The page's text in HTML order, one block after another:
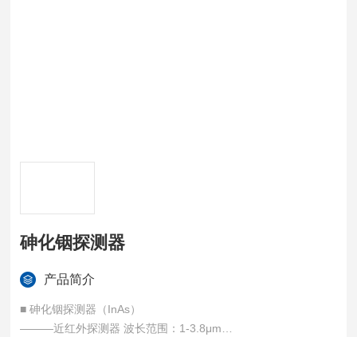
砷化铟探测器
产品简介
■ 砷化铟探测器（InAs）
———近红外探测器 波长范围：1-3.8μm